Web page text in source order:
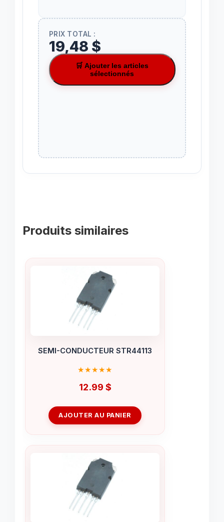
PRIX TOTAL :
19,48 $
🛒 Ajouter les articles
sélectionnés
Produits similaires
SEMI-CONDUCTEUR STR44113
12.99 $
AJOUTER AU PANIER